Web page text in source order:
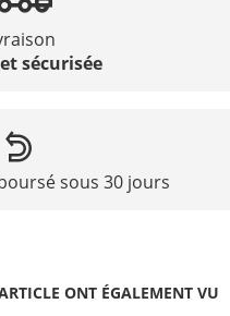
sécurisée
sous 30 jours
ONT ÉGALEMENT VU